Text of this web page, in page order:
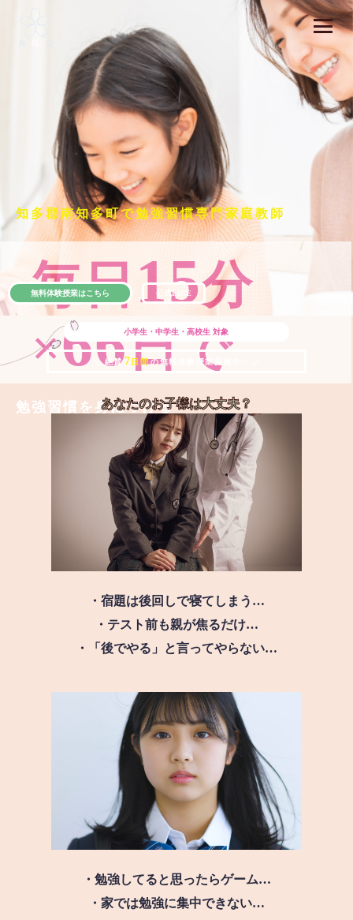
知多郡南知多町で勉強習慣専門家庭教師
毎日15分
×66日で
勉強習慣を身につける
小学生・中学生・高校生 対象
＼ 絶賛 7 日間の無料体験授業実施中!! ／
無料体験授業はこちら 公式LINE
あなたのお子様は大丈夫？
・宿題は後回しで寝てしまう…
・テスト前も親が焦るだけ…
・「後でやる」と言ってやらない…
・勉強してると思ったらゲーム…
・家では勉強に集中できない…